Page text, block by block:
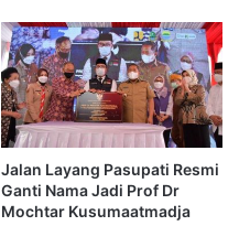
Jalan Layang Pasupati Resmi
Ganti Nama Jadi Prof Dr
Mochtar Kusumaatmadja